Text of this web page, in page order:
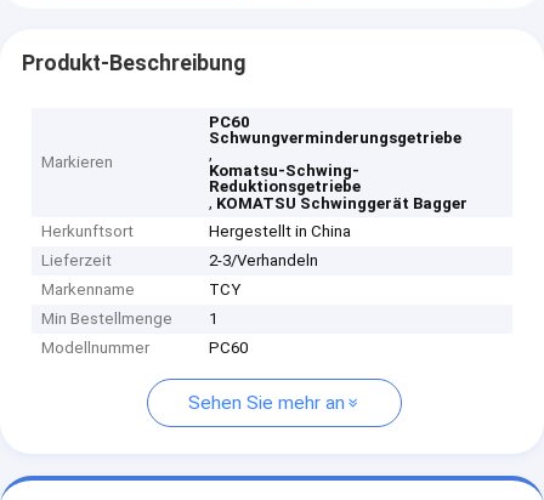
Produkt-Beschreibung
Markieren
PC60
Schwungverminderungsgetriebe
,
Komatsu-Schwing-
Reduktionsgetriebe
, KOMATSU Schwinggerät Bagger
Herkunftsort
Hergestellt in China
Lieferzeit
2-3/Verhandeln
Markenname
TCY
Min Bestellmenge
1
Modellnummer
PC60
Sehen Sie mehr an